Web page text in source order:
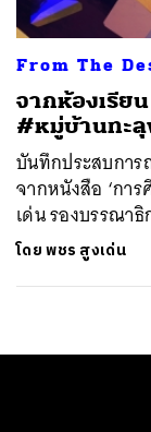
From The
จากห้องเรีย
#หมู่บ้านทะ
บันทึกประสบการ
จากหนังสือ ‘กา
เด่น รองบรรณาธิ
โดยพชร สูงเด่น